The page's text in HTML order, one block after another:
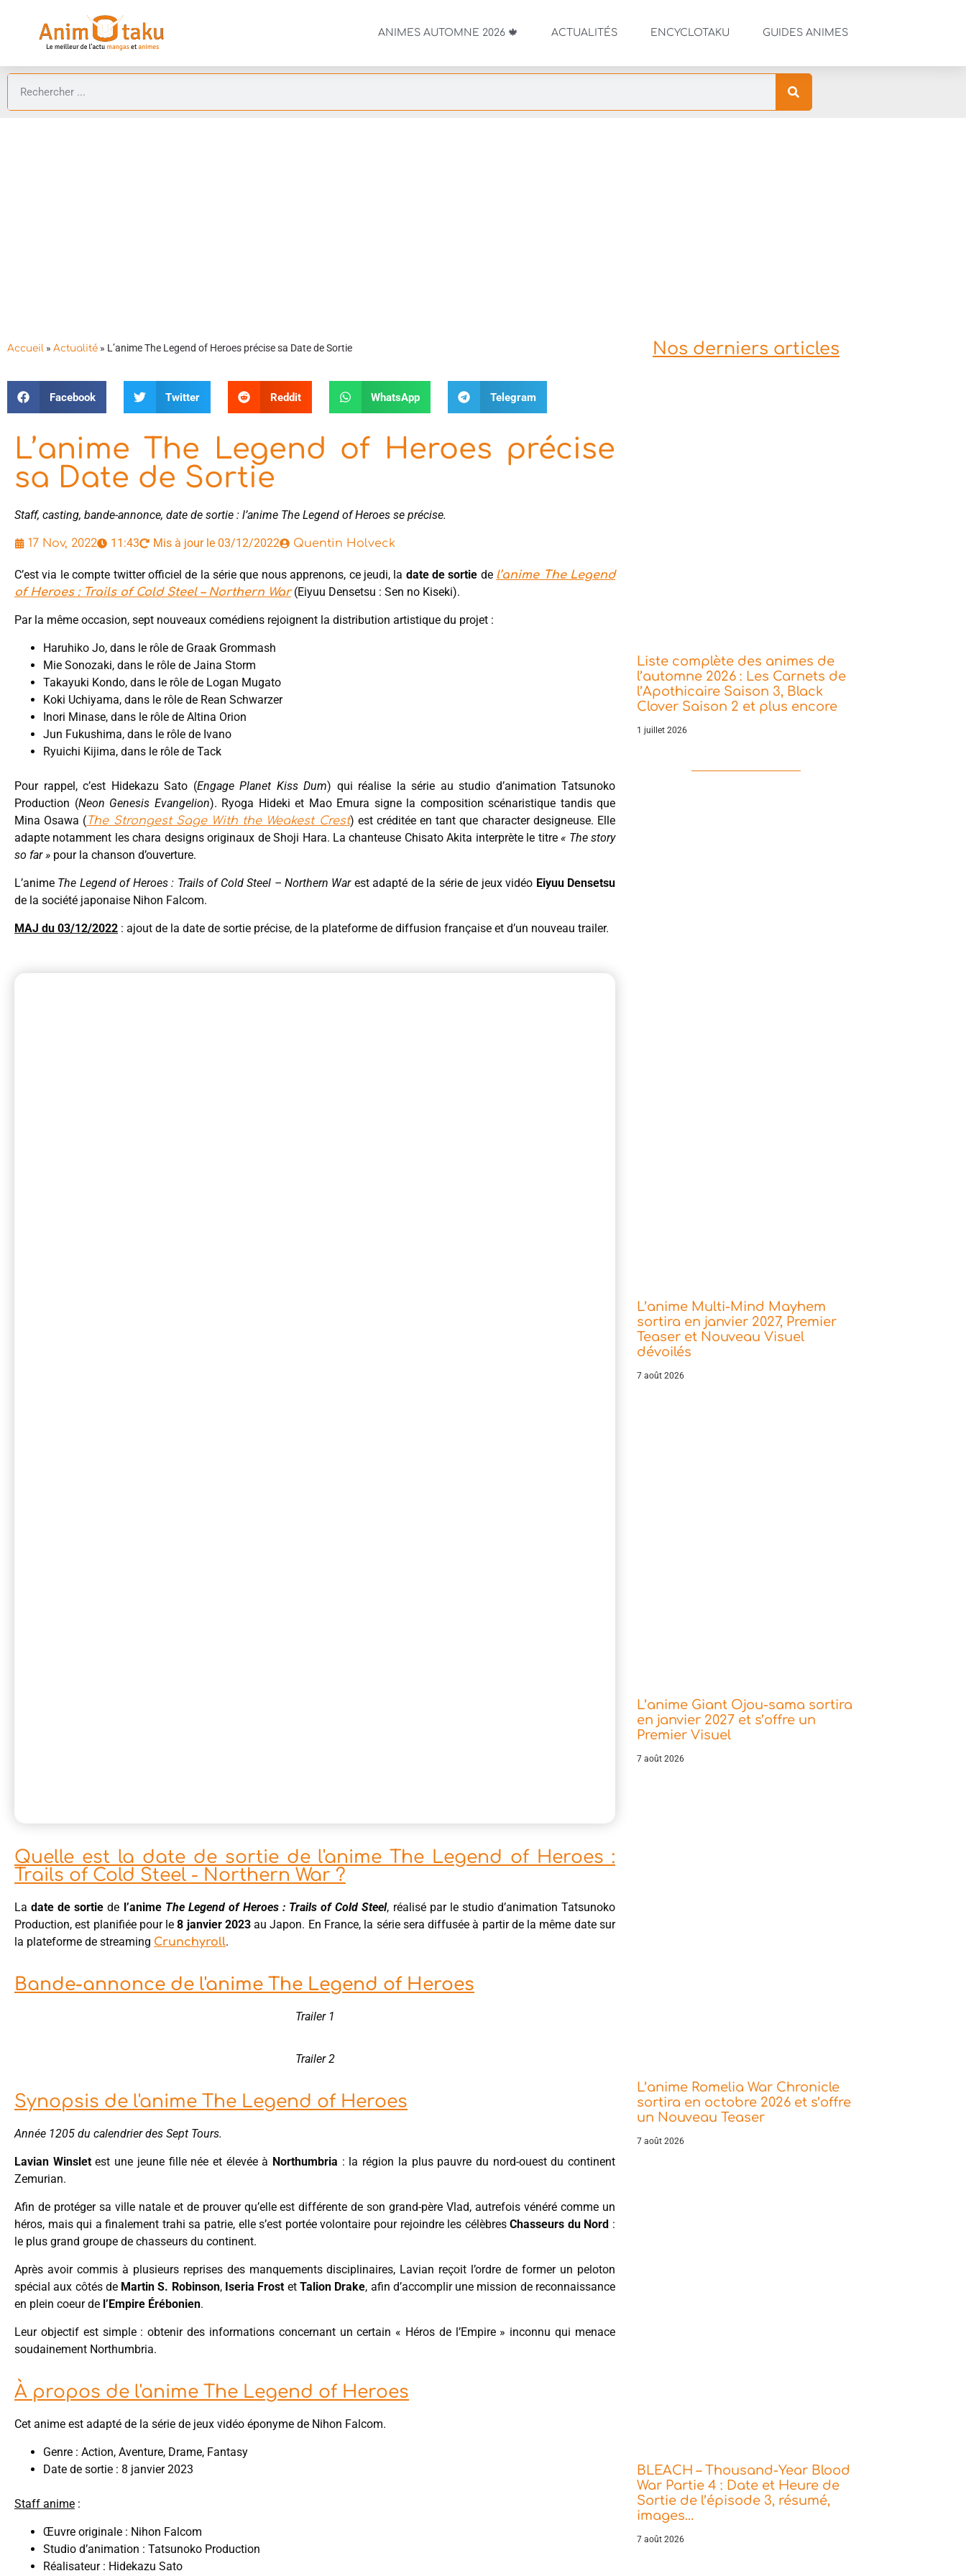
ANIMES AUTOMNE 2026 🍁 ACTUALITÉS ENCYCLOTAKU GUIDES ANIMES
Accueil » Actualité » L’anime The Legend of Heroes précise sa Date de Sortie
Facebook Twitter Reddit WhatsApp Telegram
L’anime The Legend of Heroes précise
sa Date de Sortie
Staff, casting, bande-annonce, date de sortie : l’anime The Legend of Heroes se précise.
17 Nov, 2022 11:43 Mis à jour le 03/12/2022 Quentin Holveck
C’est via le compte twitter officiel de la série que nous apprenons, ce jeudi, la date de sortie de l’anime The Legend
of Heroes : Trails of Cold Steel – Northern War(Eiyuu Densetsu : Sen no Kiseki).
Par la même occasion, sept nouveaux comédiens rejoignent la distribution artistique du projet :
Haruhiko Jo, dans le rôle de Graak Grommash
Mie Sonozaki, dans le rôle de Jaina Storm
Takayuki Kondo, dans le rôle de Logan Mugato
Koki Uchiyama, dans le rôle de Rean Schwarzer
Inori Minase, dans le rôle de Altina Orion
Jun Fukushima, dans le rôle de Ivano
Ryuichi Kijima, dans le rôle de Tack
Pour rappel, c’est Hidekazu Sato (Engage Planet Kiss Dum) qui réalise la série au studio d’animation Tatsunoko
Production (Neon Genesis Evangelion). Ryoga Hideki et Mao Emura signe la composition scénaristique tandis que
Mina Osawa (The Strongest Sage With the Weakest Crest) est créditée en tant que character designeuse. Elle
adapte notamment les chara designs originaux de Shoji Hara. La chanteuse Chisato Akita interprète le titre« The story
so far » pour la chanson d’ouverture.
L’anime The Legend of Heroes : Trails of Cold Steel – Northern Warest adapté de la série de jeux vidéo Eiyuu Densetsu
de la société japonaise Nihon Falcom.
MAJ du 03/12/2022 : ajout de la date de sortie précise, de la plateforme de diffusion française et d’un nouveau trailer.
Quelle est la date de sortie de l'anime The Legend of Heroes :
Trails of Cold Steel - Northern War ?
Ladate de sortie de l’anime The Legend of Heroes : Trails of Cold Steel, réalisé par le studio d’animation Tatsunoko
Production, est planifiée pour le8 janvier 2023au Japon. En France, la série sera diffusée à partir de la même date sur
la plateforme de streaming Crunchyroll.
Bande-annonce de l'anime The Legend of Heroes
Trailer 1
Trailer 2
Synopsis de l'anime The Legend of Heroes
Année 1205 du calendrier des Sept Tours.
Lavian Winsletest une jeune fille née et élevée à Northumbria : la région la plus pauvre du nord-ouest du continent
Zemurian.
Afin de protéger sa ville natale et de prouver qu’elle est différente de son grand-père Vlad, autrefois vénéré comme un
héros, mais qui a finalement trahi sa patrie, elle s’est portée volontaire pour rejoindre les célèbresChasseurs du Nord :
le plus grand groupe de chasseurs du continent.
Après avoir commis à plusieurs reprises des manquements disciplinaires, Lavian reçoit l’ordre de former un peloton
spécial aux côtés de Martin S. Robinson, Iseria Frost et Talion Drake, afin d’accomplir une mission de reconnaissance
en plein coeur de l’Empire Érébonien.
Leur objectif est simple : obtenir des informations concernant un certain « Héros de l’Empire » inconnu qui menace
soudainement Northumbria.
À propos de l'anime The Legend of Heroes
Cet anime est adapté de la série de jeux vidéo éponyme de Nihon Falcom.
Genre : Action, Aventure, Drame, Fantasy
Date de sortie : 8 janvier 2023
Staff anime :
Œuvre originale : Nihon Falcom
Studio d’animation : Tatsunoko Production
Réalisateur : Hidekazu Sato
Nos derniers articles
Liste complète des animes de
l’automne 2026 : Les Carnets de
l’Apothicaire Saison 3, Black
Clover Saison 2 et plus encore
1 juillet 2026
L’anime Multi-Mind Mayhem
sortira en janvier 2027, Premier
Teaser et Nouveau Visuel
dévoilés
7 août 2026
L’anime Giant Ojou-sama sortira
en janvier 2027 et s’offre un
Premier Visuel
7 août 2026
L’anime Romelia War Chronicle
sortira en octobre 2026 et s’offre
un Nouveau Teaser
7 août 2026
BLEACH – Thousand-Year Blood
War Partie 4 : Date et Heure de
Sortie de l’épisode 3, résumé,
images…
7 août 2026